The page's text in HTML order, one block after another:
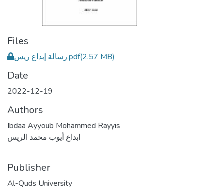
Files
رسالة إبداع ريس.pdf(2.57 MB)
Date
2022-12-19
Authors
Ibdaa Ayyoub Mohammed Rayyis
ابداع أيوب محمد الريس
Publisher
Al-Quds University